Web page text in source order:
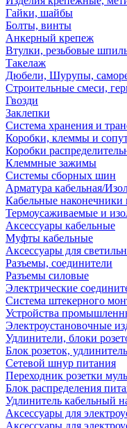
Гайки, шайбы
Болты, винты
Анкерный крепеж
Втулки, резьбовые
Такелаж
Дюбели, Шурупы,
Строительные смеси,
Гвозди
Заклепки
Система хранения и
Коробки, клеммы и
Коробки
Клеммные зажимы
Системы сборных шин
Арматура кабельная/
Кабельные наконечники
Термоусаживаемые и
Аксессуары кабельные
Муфты кабельные
Аксессуары для
Разъемы, соединители
Разъемы силовые
Электрические
Система штекерного
Устройства
Электроустановочные
Удлинители, блоки
Блок розеток, удлинитель
Сетевой шнур питания
Переходник розетки
Блок распределения
Удлинитель кабельный
Аксессуары для
Аксессуары для